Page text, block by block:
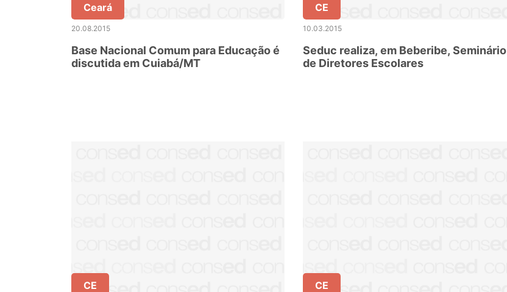
Ceará
20.08.2015
Base Nacional Comum para Educação é
discutida em Cuiabá/MT
CE
10.03.2015
Seduc realiza, em Beberibe, Seminário
de Diretores Escolares
CE CE